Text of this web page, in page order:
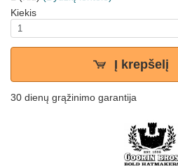
Kiekis
Į krepšelį
30 dienų grąžinimo garantija